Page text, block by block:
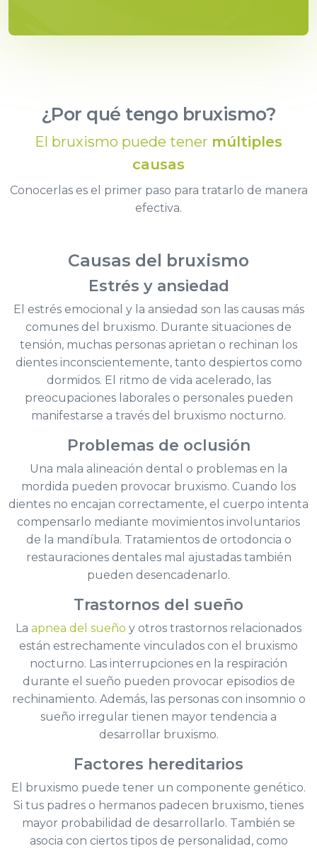
¿Por qué tengo bruxismo?
El bruxismo puede tener múltiples
causas
Conocerlas es el primer paso para tratarlo de manera
efectiva.
Causas del bruxismo
Estrés y ansiedad
El estrés emocional y la ansiedad son las causas más
comunes del bruxismo. Durante situaciones de
tensión, muchas personas aprietan o rechinan los
dientes inconscientemente, tanto despiertos como
dormidos. El ritmo de vida acelerado, las
preocupaciones laborales o personales pueden
manifestarse a través del bruxismo nocturno.
Problemas de oclusión
Una mala alineación dental o problemas en la
mordida pueden provocar bruxismo. Cuando los
dientes no encajan correctamente, el cuerpo intenta
compensarlo mediante movimientos involuntarios
de la mandíbula. Tratamientos de ortodoncia o
restauraciones dentales mal ajustadas también
pueden desencadenarlo.
Trastornos del sueño
La apnea del sueño y otros trastornos relacionados
están estrechamente vinculados con el bruxismo
nocturno. Las interrupciones en la respiración
durante el sueño pueden provocar episodios de
rechinamiento. Además, las personas con insomnio o
sueño irregular tienen mayor tendencia a
desarrollar bruxismo.
Factores hereditarios
El bruxismo puede tener un componente genético.
Si tus padres o hermanos padecen bruxismo, tienes
mayor probabilidad de desarrollarlo. También se
asocia con ciertos tipos de personalidad, como